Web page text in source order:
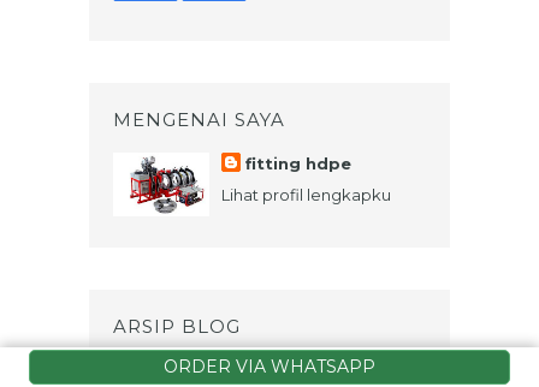
MENGENAI SAYA
fitting hdpe
Lihat profil lengkapku
ARSIP BLOG
2026(3)
ORDER VIA WHATSAPP